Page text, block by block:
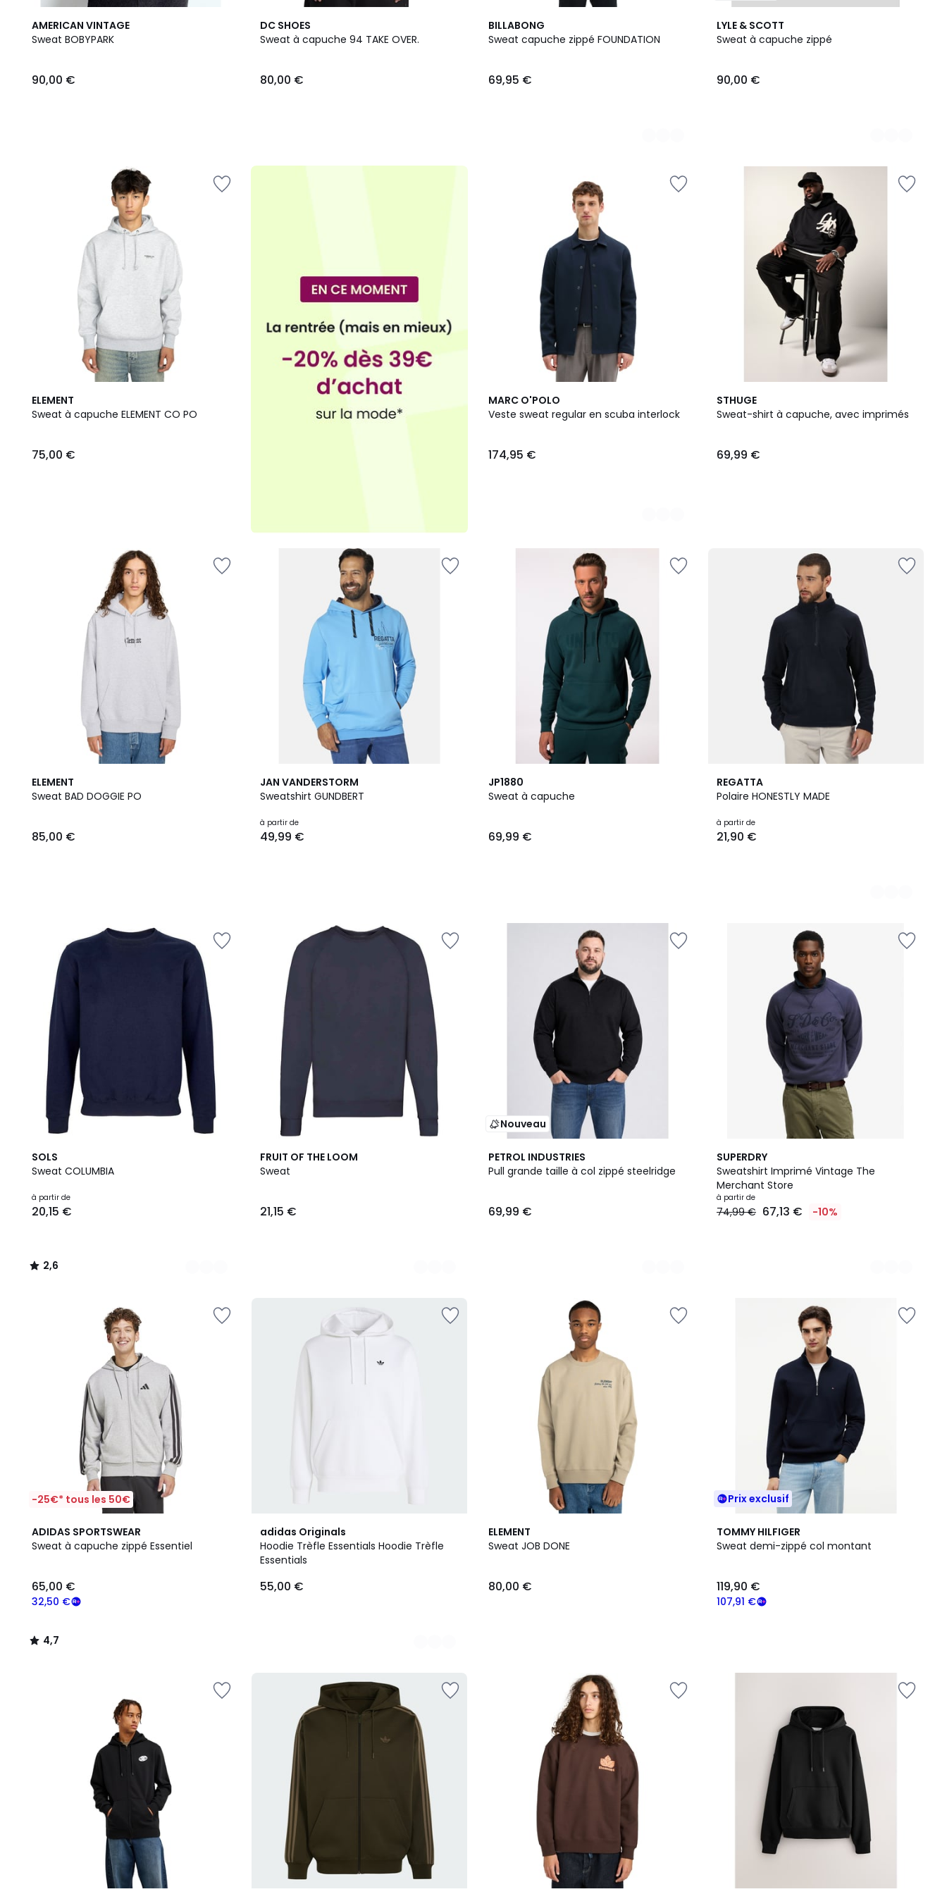
AMERICAN VINTAGE
Sweat BOBYPARK
€.
90,00 €
DC SHOES
Sweat à capuche 94 TAKE OVER.
80,00 €
BILLABONG
Sweat capuche zippé FOUNDATION
69,95 €
2
Couleurs
LYLE & SCOTT
Sweat à capuche zippé
90,00 €
3
Couleurs
ELEMENT
Sweat à capuche ELEMENT CO PO
75,00 €
MARC O'POLO
Veste sweat regular en scuba interlock
174,95 €
2
Couleurs
STHUGE
Sweat-shirt à capuche, avec imprimés
69,99 €
ELEMENT
Sweat BAD DOGGIE PO
85,00 €
JAN VANDERSTORM
Sweatshirt GUNDBERT
à partir de
49,99 €
JP1880
Sweat à capuche
69,99 €
REGATTA
Polaire HONESTLY MADE
à partir de
21,90 €
2
Couleurs
SOLS
Sweat COLUMBIA
à partir de
20,15 €
2,6
/ 5
16
Couleurs
2,6
/
FRUIT OF THE LOOM
Sweat
21,15 €
3
Couleurs
Nouveau
PETROL INDUSTRIES
Pull grande taille à col zippé steelridge
69,99 €
3
Couleurs
SUPERDRY
Sweatshirt Imprimé Vintage The
Merchant Store
à partir de
74,99 € 67,13 € -10%
8
Couleurs
-25€* tous les 50€
ADIDAS SPORTSWEAR
Sweat à capuche zippé Essentiel
32,50 €
65,00 €
4,7
/ 5
4,7
/
adidas Originals
Hoodie Trèfle Essentials Hoodie Trèfle
Essentials
55,00 €
6
Couleurs
ELEMENT
Sweat JOB DONE
80,00 €
Prix exclusif
TOMMY HILFIGER
Sweat demi-zippé col montant
107,91 €
119,90 €